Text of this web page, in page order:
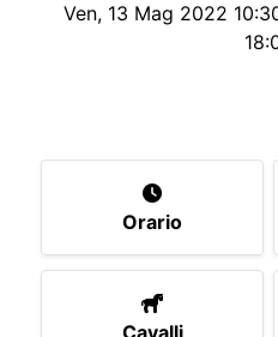
Ven, 13 Mag 2022
Orario